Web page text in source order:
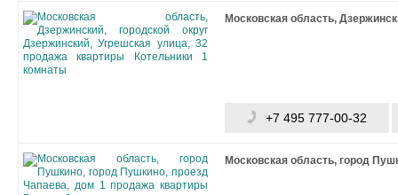
Московская область,
+7 495 777-00-32
Московская область, город